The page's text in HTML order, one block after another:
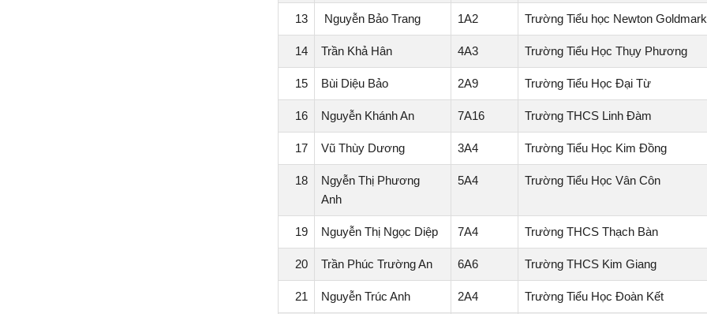
13 Nguyễn Bảo Trang 1A2 Trường Tiểu học Newton
14 Trần Khả Hân 4A3 Trường Tiểu Học Thụy Phương
15 Bùi Diệu Bảo 2A9 Trường Tiểu Học Đại Từ
16 Nguyễn Khánh An 7A16 Trường THCS Linh Đàm
17 Vũ Thùy Dương 3A4 Trường Tiểu Học Kim Đồng
18
Ngyễn Thị Phương
Anh
5A4 Trường Tiểu Học Vân Côn
19 Nguyễn Thị Ngọc Diệp 7A4 Trường THCS Thạch Bàn
20 Trần Phúc Trường An 6A6 Trường THCS Kim Giang
21 Nguyễn Trúc Anh 2A4 Trường Tiểu Học Đoàn Kết